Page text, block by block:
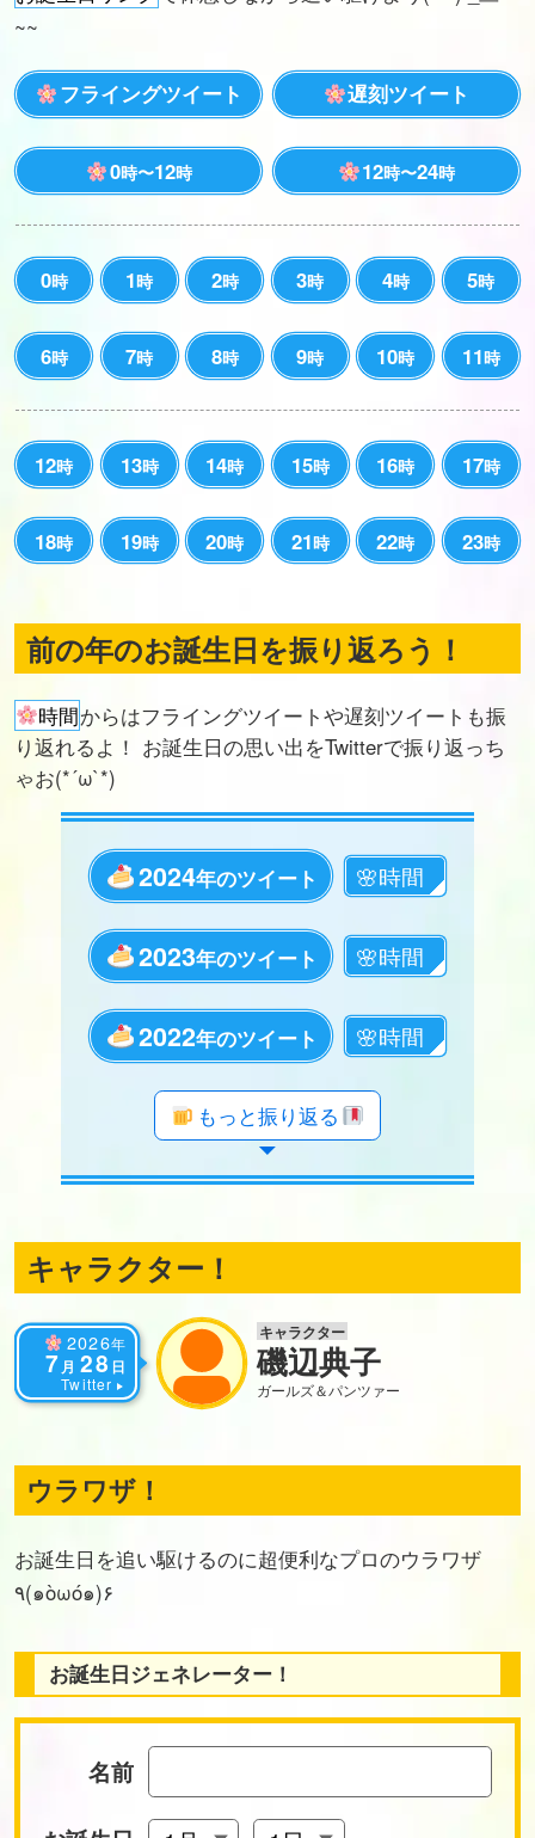
~~
フライングツイート 遅刻ツイート
0時〜12時 12時〜24時
0時 1時 2時 3時 4時 5時
6時 7時 8時 9時 10時 11時
12時 13時 14時 15時 16時 17時
18時 19時 20時 21時 22時 23時
前の年のお誕生日を振り返ろう！
時間からはフライングツイートや遅刻ツイートも振
り返れるよ！ お誕生日の思い出をTwitterで振り返っち
ゃお(*´ω`*)
2024年のツイート
2023年のツイート
2022年のツイート
年のツイート
年のツイート
年のツイート
年のツイート
年のツイート
年のツイート
年のツイート
年のツイート
年のツイート
年のツイート
年のツイート
年のツイート
年のツイート
年のツイート
年のツイート
年のツイート
もっと振り返る
キャラクター！
2026年
7月 28 日
Twitter
キャラクター
磯辺典子
ガールズ＆パンツァー
ウラワザ！
お誕生日を追い駆けるのに超便利なプロのウラワザ
٩(๑òωó๑)۶
お誕生日ジェネレーター！
名前